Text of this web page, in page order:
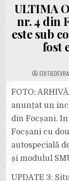
ULTIMA
nr. 4 din
este sub
fost
FOTO:
anunțat un
din Focșani.
Focșani cu
autospecială
și modulul
UPDATE 3: